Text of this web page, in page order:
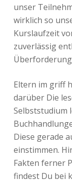
unser
wirklich so
Kurslaufzeit
zuverlässig
Eltern im griff
darüber Die
Selbststudium
Diese gerade
einstimmen.
Fakten ferner
findest Du bei